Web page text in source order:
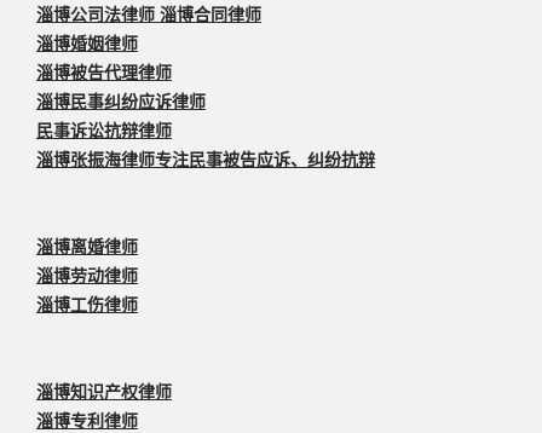
淄博公司法律师 淄博合同律师
淄博婚姻律师
淄博被告代理律师
淄博民事纠纷应诉律师
民事诉讼抗辩律师
淄博张振海律师专注民事被告应诉、纠纷抗辩
淄博离婚律师
淄博劳动律师
淄博工伤律师
淄博知识产权律师
淄博专利律师